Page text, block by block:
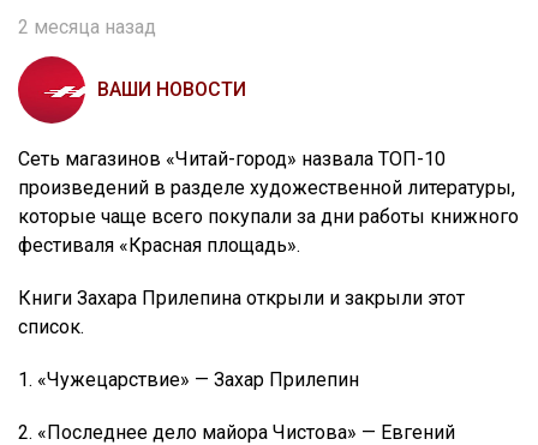
2 месяца назад
ВАШИ НОВОСТИ
Сеть магазинов «Читай-город» назвала ТОП-10
произведений в разделе художественной литературы,
которые чаще всего покупали за дни работы книжного
фестиваля «Красная площадь».
Книги Захара Прилепина открыли и закрыли этот
список.
1. «Чужецарствие» — Захар Прилепин
2. «Последнее дело майора Чистова» — Евгений